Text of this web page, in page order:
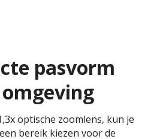
pasvorm
optische zoomlens, kun je
bereik kiezen voor de